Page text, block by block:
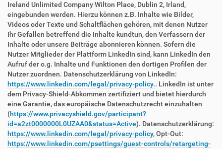
Ireland Unlimited Company Wilton Place, Dublin 2, Irland,
eingebunden werden. Hierzu können z.B. Inhalte wie Bilder,
Videos oder Texte und Schaltflächen gehören, mit denen Nutzer
Ihr Gefallen betreffend die Inhalte kundtun, den Verfassern der
Inhalte oder unsere Beiträge abonnieren können. Sofern die
Nutzer Mitglieder der Plattform LinkedIn sind, kann LinkedIn den
Aufruf der o.g. Inhalte und Funktionen den dortigen Profilen der
Nutzer zuordnen. Datenschutzerklärung von LinkedIn:
https://www.linkedin.com/legal/privacy-policy.. LinkedIn ist unter
dem Privacy-Shield-Abkommen zertifiziert und bietet hierdurch
eine Garantie, das europäische Datenschutzrecht einzuhalten
(https://www.privacyshield.gov/participant?
id=a2zt0000000L0UZAA0&status=Active). Datenschutzerklärung:
https://www.linkedin.com/legal/privacy-policy, Opt-Out:
https://www.linkedin.com/psettings/guest-controls/retargeting-